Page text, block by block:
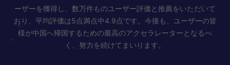
ーザーを獲得し、数万件ものユーザー評価と推薦をいただいて
おり、平均評価は5点満点中4.9点です。今後も、ユーザーの皆
様が中国へ帰国するための最高のアクセラレーターとなるべ
く、努力を続けてまいります。